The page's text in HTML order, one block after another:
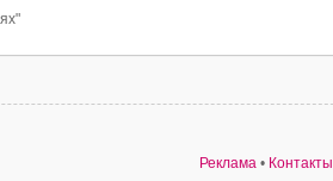
Реклама • Контакты